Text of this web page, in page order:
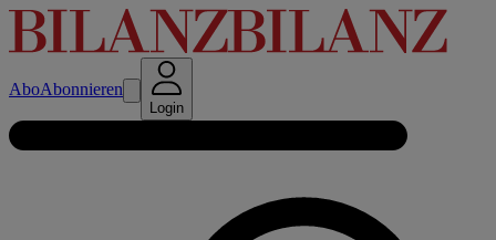
AboAbonnieren
Login